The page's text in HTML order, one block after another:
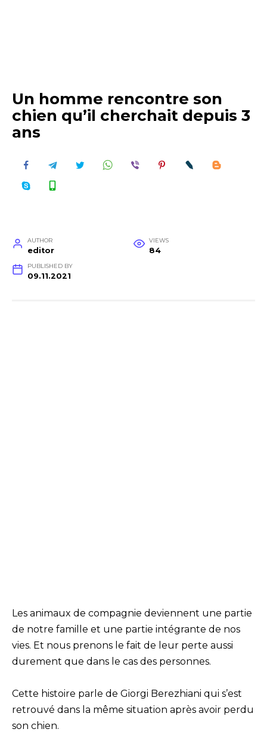
Un homme rencontre son
chien qu’il cherchait depuis 3
ans
AUTHOR
editor
VIEWS
84
PUBLISHED BY
09.11.2021
Les animaux de compagnie deviennent une partie
de notre famille et une partie intégrante de nos
vies. Et nous prenons le fait de leur perte aussi
durement que dans le cas des personnes.
Cette histoire parle de Giorgi Berezhiani qui s’est
retrouvé dans la même situation après avoir perdu
son chien.